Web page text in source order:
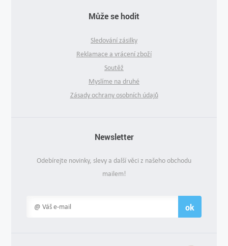
Může se hodit
Sledování zásilky
Reklamace a vrácení zboží
Soutěž
Myslíme na druhé
Zásady ochrany osobních údajů
Newsletter
Odebírejte novinky, slevy a další věci z našeho obchodu
mailem!
ok